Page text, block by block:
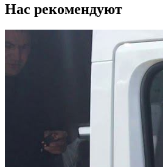
Нас рекомендуют